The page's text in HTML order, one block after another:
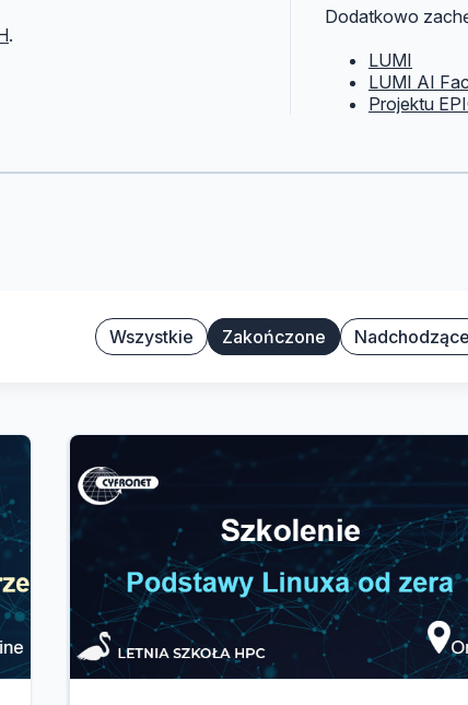
.
Dodatkowo
LUMI
LUMI AI
Projektu
Wszystkie Zakończone Nadchodzące